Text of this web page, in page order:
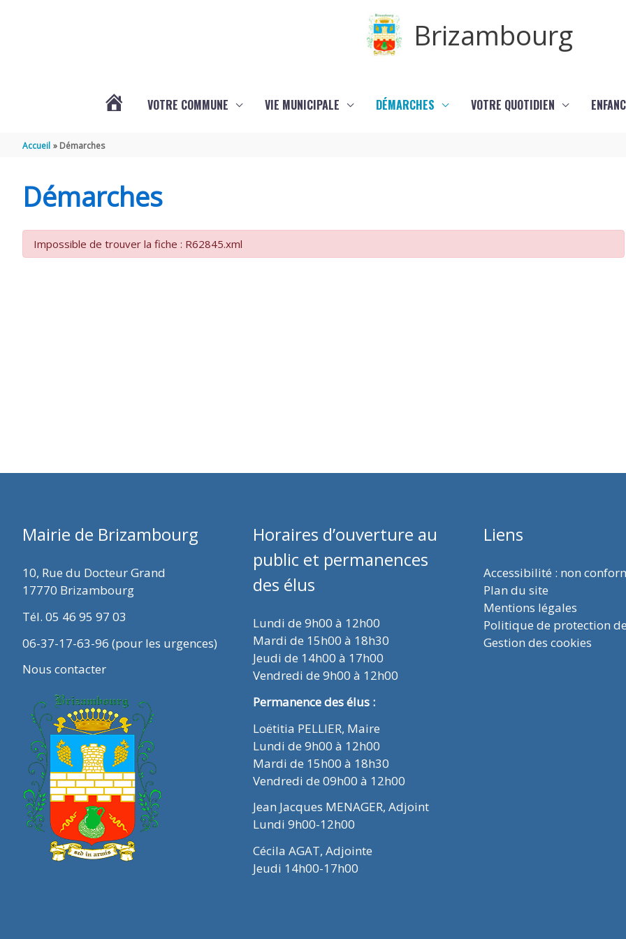
Brizambourg
VOTRE COMMUNE VIE MUNICIPALE DÉMARCHES VOTRE QUOTIDIEN
Accueil Démarches
Démarches
Impossible de trouver la fiche : R62845.xml
Mairie de Brizambourg
10, Rue du Docteur Grand
17770 Brizambourg
Tél. 05 46 95 97 03
06-37-17-63-96 (pour les urgences)
Nous contacter
Horaires d’ouverture au
public et permanences
des élus
Lundi de 9h00 à 12h00
Mardi de 15h00 à 18h30
Jeudi de 14h00 à 17h00
Vendredi de 9h00 à 12h00
Permanence des élus :
Loëtitia PELLIER, Maire
Lundi de 9h00 à 12h00
Mardi de 15h00 à 18h30
Vendredi de 09h00 à 12h00
Jean Jacques MENAGER, Adjoint
Lundi 9h00-12h00
Cécila AGAT, Adjointe
Jeudi 14h00-17h00
Liens
Accessibilité : non
Plan du site
Mentions légales
Politique de protection
Gestion des cookies